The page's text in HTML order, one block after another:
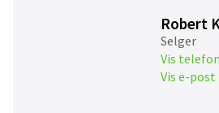
Robert
Selger
Vis telefon
Vis e-post